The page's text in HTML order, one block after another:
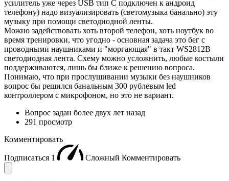
усилитель уже через USB тип C подключен к андроид
телефону) надо визуализировать (светомузыка банально) эту
музыку при помощи светодиодной ленты.
Можно задействовать хоть второй телефон, хоть ноутбук во
время тренировки, что угодно - основная задача это бег с
проводными наушниками и "моргающая" в такт WS2812B
светодиодная лента. Схему можно усложнить, любые костыли
поддерживаются, лишь бы ближе к решению вопроса.
Понимаю, что при прослушивании музыки без наушников
вопрос бы решился банальным 300 рублевым led
контроллером с микрофоном, но это не вариант.
Вопрос задан более двух лет назад
291 просмотр
Комментировать
Подписаться 1 Сложный Комментировать